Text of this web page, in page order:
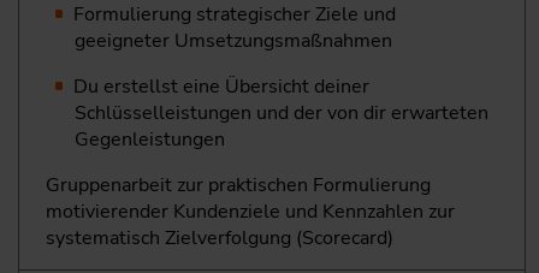
Formulierung strategischer Ziele und
geeigneter ­Umsetzungsmaßnahmen
Du erstellst eine Übersicht deiner
Schlüsselleistungen und der von dir erwarteten
Gegenleistungen
Gruppenarbeit zur praktischen ­Formulierung
motivierender Kundenziele und Kennzahlen zur
systematisch Zielverfolgung (Scorecard)